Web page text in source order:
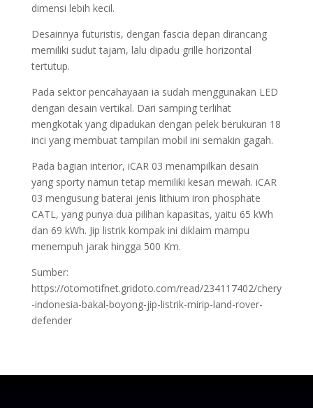
dimensi lebih kecil.
Desainnya futuristis, dengan fascia depan dirancang
memiliki sudut tajam, lalu dipadu grille horizontal
tertutup.
Pada sektor pencahayaan ia sudah menggunakan LED
dengan desain vertikal. Dari samping terlihat
mengkotak yang dipadukan dengan pelek berukuran 18
inci yang membuat tampilan mobil ini semakin gagah.
Pada bagian interior, iCAR 03 menampilkan desain
yang sporty namun tetap memiliki kesan mewah. iCAR
03 mengusung baterai jenis lithium iron phosphate
CATL, yang punya dua pilihan kapasitas, yaitu 65 kWh
dan 69 kWh. Jip listrik kompak ini diklaim mampu
menempuh jarak hingga 500 Km.
Sumber:
https://otomotifnet.gridoto.com/read/234117402/chery
-indonesia-bakal-boyong-jip-listrik-mirip-land-rover-
defender